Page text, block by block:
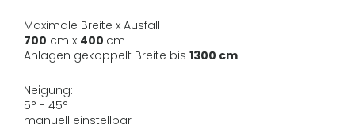
Maximale Breite x Ausfall
700 cm x 400 cm
Anlagen gekoppelt Breite bis 1300 cm
Neigung:
5° - 45°
manuell einstellbar